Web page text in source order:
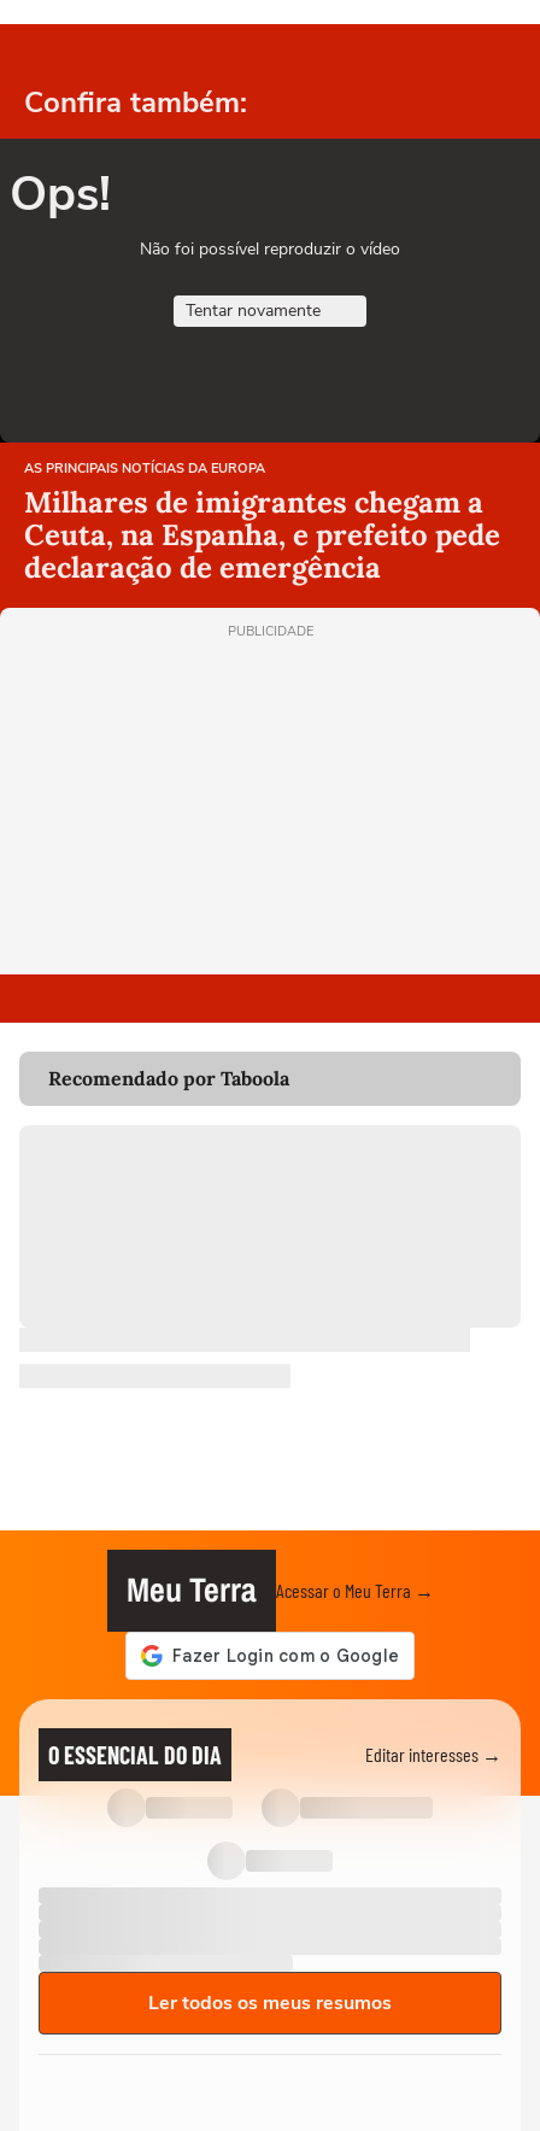
Confira também:
Ops!
Não foi possível reproduzir o vídeo
Tentar novamente
AS PRINCIPAIS NOTÍCIAS DA EUROPA
Milhares de imigrantes chegam a
Ceuta, na Espanha, e prefeito pede
declaração de emergência
PUBLICIDADE
Recomendado por Taboola
Meu Terra Acessar o Meu Terra →
O ESSENCIAL DO DIA Editar interesses →
Ler todos os meus resumos